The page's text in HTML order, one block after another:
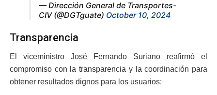
— Dirección General de Transportes-
CIV (@DGTguate) October 10, 2024
Transparencia
El viceministro José Fernando Suriano reafirmó el
compromiso con la transparencia y la coordinación para
obtener resultados dignos para los usuarios: